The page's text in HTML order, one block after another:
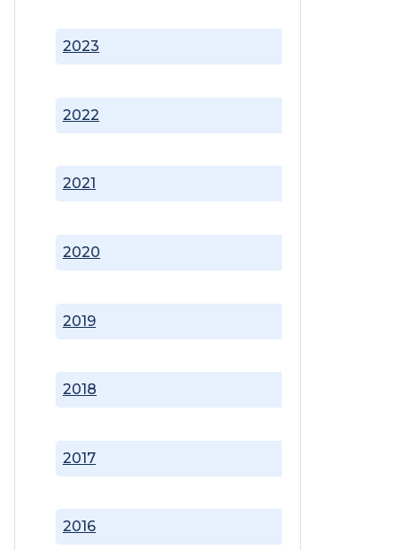
2016
2017
2018
2019
2020
2021
2022
2023